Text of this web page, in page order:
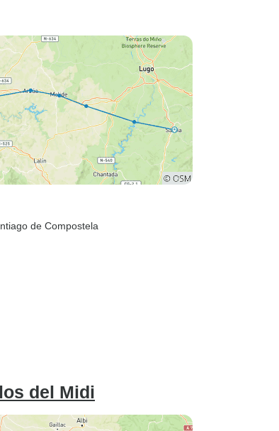
de Compostela
del Midi